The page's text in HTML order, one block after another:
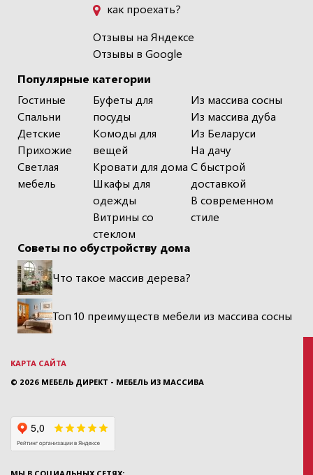
Популярные категории
Гостиные
Спальни
Детские
Прихожие
Светлая
мебель
Буфеты для
посуды
Комоды для
вещей
Кровати для дома
Шкафы для
одежды
Витрины со
стеклом
Из массива сосны
Из массива дуба
Из Беларуси
На дачу
С быстрой
доставкой
В современном
стиле
как проехать?
Отзывы на Яндексе
Отзывы в Google
Советы по обустройству дома
Что такое массив дерева?
Топ 10 преимуществ мебели из массива сосны
КАРТА САЙТА
© 2026 МЕБЕЛЬ ДИРЕКТ - МЕБЕЛЬ ИЗ МАССИВА